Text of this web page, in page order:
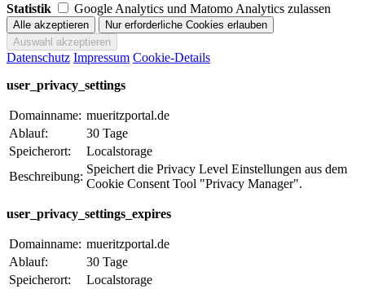
Statistik
Google Analytics und Matomo Analytics zulassen
Datenschutz Impressum Cookie-Details
user_privacy_settings
Domainname: mueritzportal.de
Ablauf:
30 Tage
Speicherort:
Localstorage
Beschreibung:
Speichert die Privacy Level Einstellungen aus dem
Cookie Consent Tool "Privacy Manager".
user_privacy_settings_expires
Domainname: mueritzportal.de
Ablauf:
30 Tage
Speicherort:
Localstorage